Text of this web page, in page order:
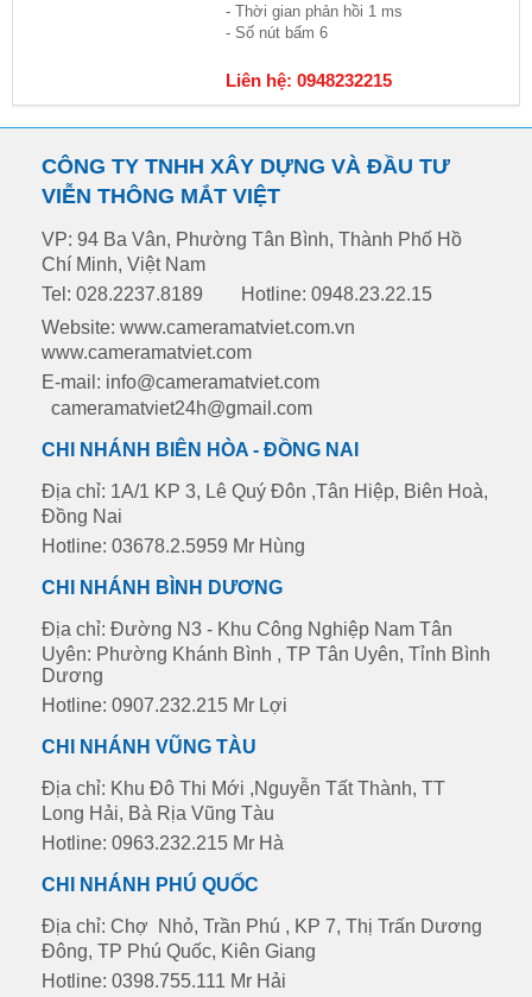
- Thời gian phản hồi 1 ms
- Số nút bấm 6
Liên hệ: 0948232215
CÔNG TY TNHH XÂY DỰNG VÀ ĐẦU TƯ
VIỄN THÔNG MẮT VIỆT
VP: 94 Ba Vân, Phường Tân Bình, Thành Phố Hồ
Chí Minh, Việt Nam
Tel: 028.2237.8189
Hotline: 0948.23.22.15
Website: www.cameramatviet.com.vn
www.cameramatviet.com
E-mail: info@cameramatviet.com
cameramatviet24h@gmail.com
CHI NHÁNH BIÊN HÒA - ĐỒNG NAI
Địa chỉ: 1A/1 KP 3, Lê Quý Đôn ,Tân Hiệp, Biên Hoà,
Đồng Nai
Hotline: 03678.2.5959 Mr Hùng
CHI NHÁNH BÌNH DƯƠNG
Địa chỉ: Đường N3 - Khu Công Nghiệp Nam Tân
Uyên: Phường Khánh Bình , TP Tân Uyên, Tỉnh Bình
Dương
Hotline: 0907.232.215 Mr Lợi
CHI NHÁNH VŨNG TÀU
Địa chỉ: Khu Đô Thi Mới ,Nguyễn Tất Thành, TT
Long Hải, Bà Rịa Vũng Tàu
Hotline: 0963.232.215 Mr Hà
CHI NHÁNH PHÚ QUỐC
Địa chỉ: Chợ Nhỏ, Trần Phú , KP 7, Thị Trấn Dương
Đông, TP Phú Quốc, Kiên Giang
Hotline: 0398.755.111 Mr Hải